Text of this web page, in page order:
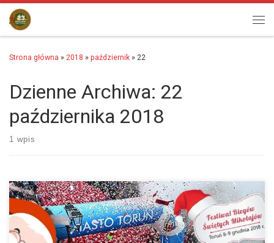
Przejdź do treści
Strona główna » 2018 » październik » 22
Dzienne Archiwa: 22
października 2018
1 wpis